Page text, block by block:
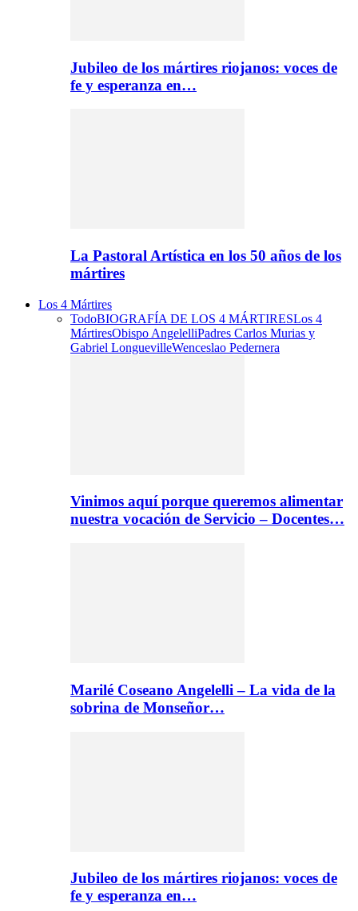
Jubileo de los mártires riojanos: voces de
fe y esperanza en…
La Pastoral Artística en los 50 años de los
mártires
Los 4 Mártires
TodoBIOGRAFÍA DE LOS 4 MÁRTIRESLos 4
MártiresObispo AngelelliPadres Carlos Murias y
Gabriel LonguevilleWenceslao Pedernera
Vinimos aquí porque queremos alimentar
nuestra vocación de Servicio – Docentes…
Marilé Coseano Angelelli – La vida de la
sobrina de Monseñor…
Jubileo de los mártires riojanos: voces de
fe y esperanza en…